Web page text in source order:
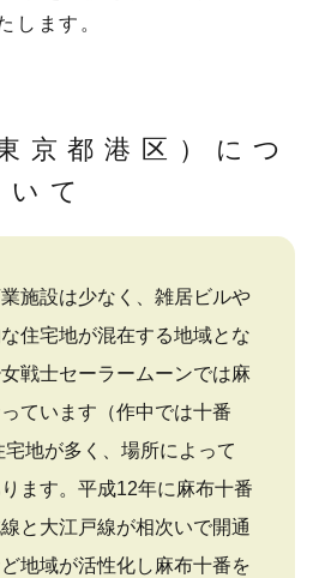
します。
京都港区）につ
いて
施設は少なく、雑居ビルや
住宅地が混在する地域とな
戦士セーラームーンでは麻
ています（作中では十番
地が多く、場所によって
ます。平成12年に麻布十番
と大江戸線が相次いで開通
地域が活性化し麻布十番を